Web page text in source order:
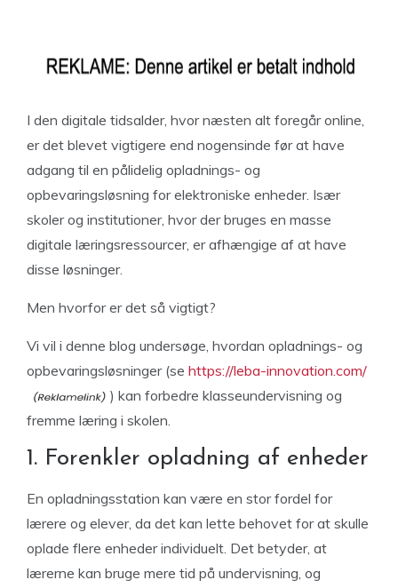
I den digitale tidsalder, hvor næsten alt foregår online,
er det blevet vigtigere end nogensinde før at have
adgang til en pålidelig opladnings- og
opbevaringsløsning for elektroniske enheder. Især
skoler og institutioner, hvor der bruges en masse
digitale læringsressourcer, er afhængige af at have
disse løsninger.
Men hvorfor er det så vigtigt?
Vi vil i denne blog undersøge, hvordan opladnings- og
opbevaringsløsninger (se https://leba-innovation.com/
) kan forbedre klasseundervisning og
fremme læring i skolen.
1. Forenkler opladning af enheder
En opladningsstation kan være en stor fordel for
lærere og elever, da det kan lette behovet for at skulle
oplade flere enheder individuelt. Det betyder, at
lærerne kan bruge mere tid på undervisning, og